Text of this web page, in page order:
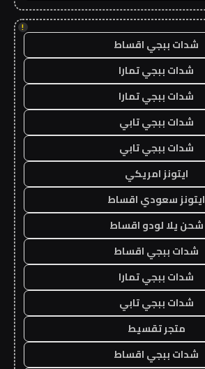
!
شدات ببجي اقساط
شدات ببجي تمارا
شدات ببجي تمارا
شدات ببجي تابي
شدات ببجي تابي
ايتونز امريكي
ايتونز سعودي اقساط
شحن يلا لودو اقساط
شدات ببجي اقساط
شدات ببجي تمارا
شدات ببجي تابي
متجر تقسيط
شدات ببجي اقساط